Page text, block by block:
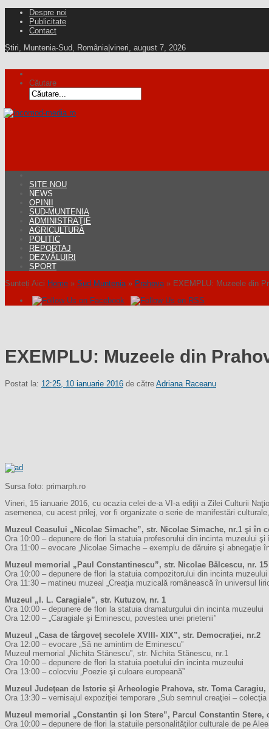
Despre noi
Publicitate
Contact
Știri, Muntenia-Sud, România|vineri, august 7, 2026
Căutare
SITE NOU
NEWS
OPINII
SUD-MUNTENIA
ADMINISTRAŢIE
AGRICULTURĂ
POLITIC
REPORTAJ
DEZVĂLUIRI
SPORT
Sunteți Aici Home » Sud-Muntenia » Prahova » EXEMPLU: Muzeele din
EXEMPLU: Muzeele din
Postat la: 12:25, 10 ianuarie 2016 de către Adriana Raceanu
Sursa foto: primarph.ro
Vineri, 15 ianuarie 2016, cu ocazia celei de-a VI-a ediţii a Zilei Culturii
asemenea, cu acest prilej, vor fi organizate o serie de manifestări
Muzeul Ceasului „Nicolae Simache”, str. Nicolae Simache, nr.1 şi în
Ora 10:00 – depunere de flori la statuia profesorului din incinta muzeului
Ora 11:00 – evocare „Nicolae Simache – exemplu de dăruire şi abnegaţie
Muzeul memorial „Paul Constantinescu”, str. Nicolae Bălcescu, nr. 15
Ora 10:00 – depunere de flori la statuia compozitorului din incinta muzeului
Ora 11:30 – matineu muzeal „Creaţia muzicală românească în universul
Muzeul „I. L. Caragiale”, str. Kutuzov, nr. 1
Ora 10:00 – depunere de flori la statuia dramaturgului din incinta muzeului
Ora 12:00 – „Caragiale şi Eminescu, povestea unei prietenii”
Muzeul „Casa de târgoveţ secolele XVIII- XIX”, str. Democraţiei, nr.2
Ora 12:00 – evocare „Să ne amintim de Eminescu”
Muzeul memorial „Nichita Stănescu”, str. Nichita Stănescu, nr.1
Ora 10:00 – depunere de flori la statuia poetului din incinta muzeului
Ora 13:00 – colocviu „Poezie şi culoare europeană”
Muzeul Judeţean de Istorie şi Arheologie Prahova, str. Toma Caragiu,
Ora 13:30 – vernisajul expoziţiei temporare „Sub semnul creaţiei – colecţia
Muzeul memorial „Constantin şi Ion Stere”, Parcul Constantin Stere,
Ora 10:00 – depunere de flori la statuile personalităţilor culturale de pe